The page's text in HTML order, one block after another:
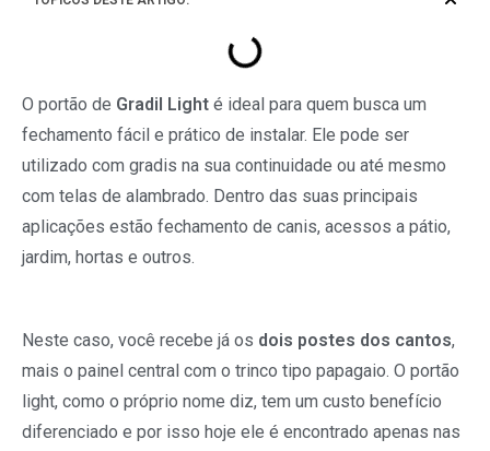
O portão de Gradil Light é ideal para quem busca um
fechamento fácil e prático de instalar. Ele pode ser
utilizado com gradis na sua continuidade ou até mesmo
com telas de alambrado. Dentro das suas principais
aplicações estão fechamento de canis, acessos a pátio,
jardim, hortas e outros.
Neste caso, você recebe já os dois postes dos cantos,
mais o painel central com o trinco tipo papagaio. O portão
light, como o próprio nome diz, tem um custo benefício
diferenciado e por isso hoje ele é encontrado apenas nas